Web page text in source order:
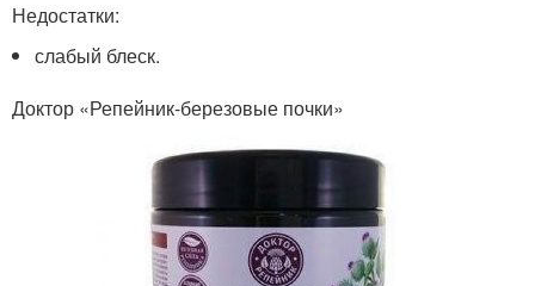
Недостатки:
слабый блеск.
Доктор «Репейник-березовые почки»